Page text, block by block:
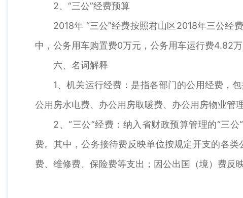
2、“三公”经费预算
2018年 “三公”经费按照君山区2018年三公
中，公务用车购置费0万元，公务用车运行费4.82
六、名词解释
1、机关运行经费：是指各部门的公用经费，
公用房水电费、办公用房取暖费、办公用房物业管
2、“三公”经费：纳入省财政预算管理的“三
费。其中，公务接待费反映单位按规定开支的各
费、维修费、保险费等支出；因公出国（境）费反